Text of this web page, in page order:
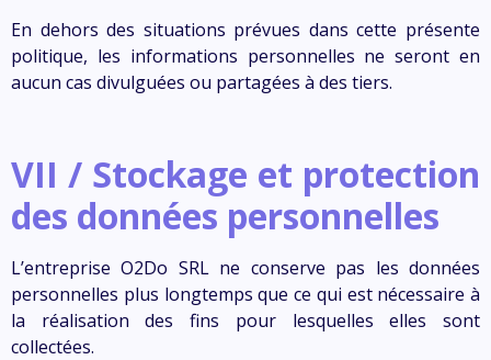
En dehors des situations prévues dans cette présente
politique, les informations personnelles ne seront en
aucun cas divulguées ou partagées à des tiers.
VII / Stockage et protection
des données personnelles
L’entreprise O2Do SRL ne conserve pas les données
personnelles plus longtemps que ce qui est nécessaire à
la réalisation des fins pour lesquelles elles sont
collectées.